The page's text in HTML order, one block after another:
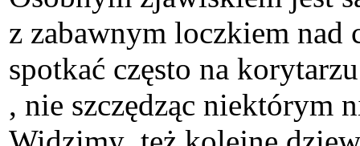
z zabawnym loczkiem nad
spotkać często na
, nie szczędząc niektórym